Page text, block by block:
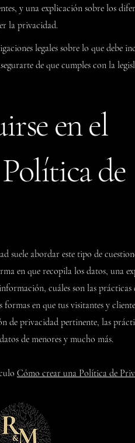
y una explicación sobre los
la privacidad.
legales sobre lo que debe
de que cumples con la
en el
de
suele abordar este tipo de
en que recopila los datos, una
cuáles son las prácticas
en que tus visitantes y
de privacidad pertinente, las
de menores y mucho más.
Cómo crear una Política de